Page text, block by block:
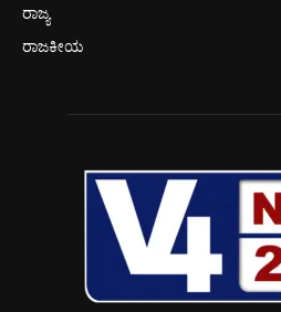
ರಾಜ್ಯ
ರಾಜಕೀಯ